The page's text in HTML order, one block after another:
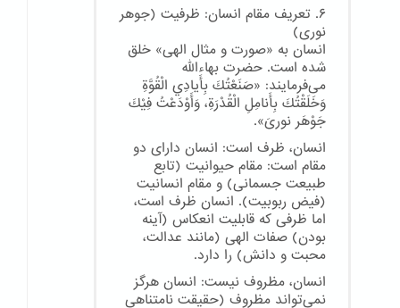
۶. تعریف مقام انسان: ظرفیت (جوهر
نوری)
انسان به «صورت و مثال الهی» خلق
شده است. حضرت بهاءالله
می‌فرمایند: «صَنَعْتُكَ بِأَيادِي الْقُوَّةِ
وَخَلَقْتُكَ بِأَنامِلِ الْقُدْرَةِ، وَأَوْدَعْتُ فِيْكَ
جَوْهَر نوریَ».
انسان، ظرف است: انسان دارای دو
مقام است: مقام حیوانیت (تابع
طبیعت جسمانی) و مقام انسانیت
(فیض ربوبیت). انسان ظرف است،
اما ظرفی که قابلیت انعکاس (آینه
بودن) صفات الهی (مانند عدالت،
محبت و دانش) را دارد.
انسان، مظروف نیست: انسان هرگز
نمی‌تواند مظروف (حقیقت نامتناهی